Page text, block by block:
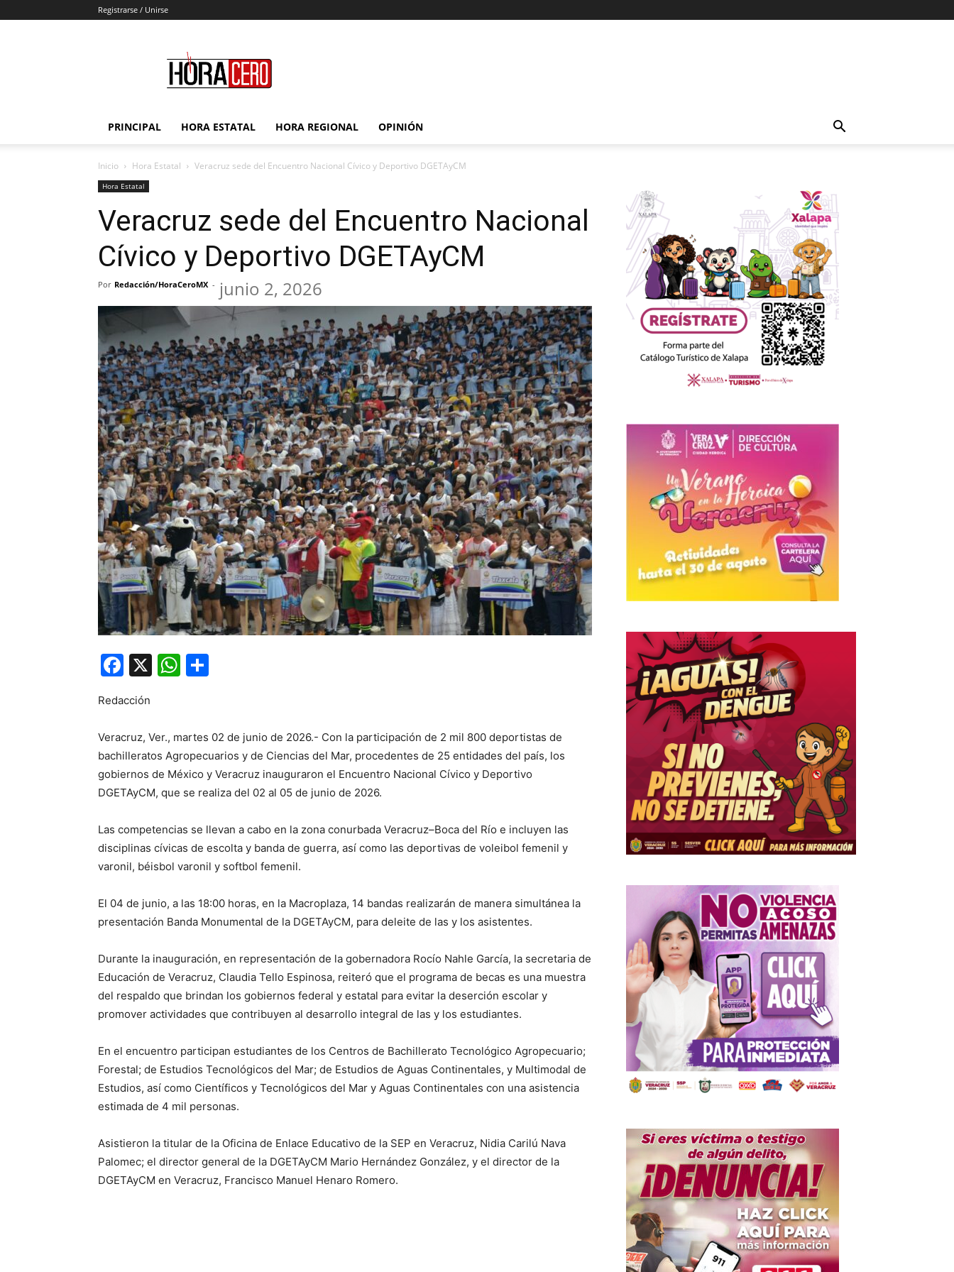
Registrarse / Unirse
Cero
PRINCIPAL HORA ESTATAL HORA REGIONAL OPINIÓN
Inicio Hora Estatal Veracruz sede del Encuentro Nacional Cívico y Deportivo DGETAyCM
Hora Estatal
Veracruz sede del Encuentro Nacional
Cívico y Deportivo DGETAyCM
Por Redacción/HoraCeroMX - junio 2, 2026
Facebook
X WhatsApp
Redacción
Veracruz, Ver., martes 02 de junio de 2026.- Con la participación de 2 mil 800 deportistas de
bachilleratos Agropecuarios y de Ciencias del Mar, procedentes de 25 entidades del país, los
gobiernos de México y Veracruz inauguraron el Encuentro Nacional Cívico y Deportivo
DGETAyCM, que se realiza del 02 al 05 de junio de 2026.
Las competencias se llevan a cabo en la zona conurbada Veracruz–Boca del Río e incluyen las
disciplinas cívicas de escolta y banda de guerra, así como las deportivas de voleibol femenil y
varonil, béisbol varonil y softbol femenil.
El 04 de junio, a las 18:00 horas, en la Macroplaza, 14 bandas realizarán de manera simultánea la
presentación Banda Monumental de la DGETAyCM, para deleite de las y los asistentes.
Durante la inauguración, en representación de la gobernadora Rocío Nahle García, la secretaria de
Educación de Veracruz, Claudia Tello Espinosa, reiteró que el programa de becas es una muestra
del respaldo que brindan los gobiernos federal y estatal para evitar la deserción escolar y
promover actividades que contribuyen al desarrollo integral de las y los estudiantes.
En el encuentro participan estudiantes de los Centros de Bachillerato Tecnológico Agropecuario;
Forestal; de Estudios Tecnológicos del Mar; de Estudios de Aguas Continentales, y Multimodal de
Estudios, así como Científicos y Tecnológicos del Mar y Aguas Continentales con una asistencia
estimada de 4 mil personas.
Asistieron la titular de la Oficina de Enlace Educativo de la SEP en Veracruz, Nidia Carilú Nava
Palomec; el director general de la DGETAyCM Mario Hernández González, y el director de la
DGETAyCM en Veracruz, Francisco Manuel Henaro Romero.